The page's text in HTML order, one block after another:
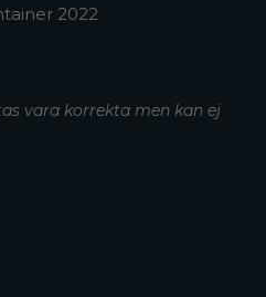
2022
vara korrekta men kan ej